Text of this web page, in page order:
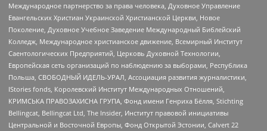
Международное партнерство за права человека, Духовное Управление
Евангельских Христиан Украинской Христианской Церкви, Новое
Поколение, Духовное Учебное Заведение Международный Библейский
Колледж, Международное христианское движение, Всемирный Институт
Саентологических Предприятий, Церковь Духовной Технологии,
Европейская сеть организаций по наблюдению за выборами, Республика
Польша, СВОБОДНЫЙ ИДЕЛЬ-УРАЛ, Ассоциация развития журналистики,
IStories fonds, Королевский Институт Международных Отношений,
КРИМСЬКА ПРАВОЗАХИСНА ГРУПА, Фонд имени Генриха Бёлля, Stichting
Bellingcat, Bellingcat Ltd, The Insider, Институт правовой инициативы
Центральной и Восточной Европы, Фонд Открытой Эстонии, Calvert 22